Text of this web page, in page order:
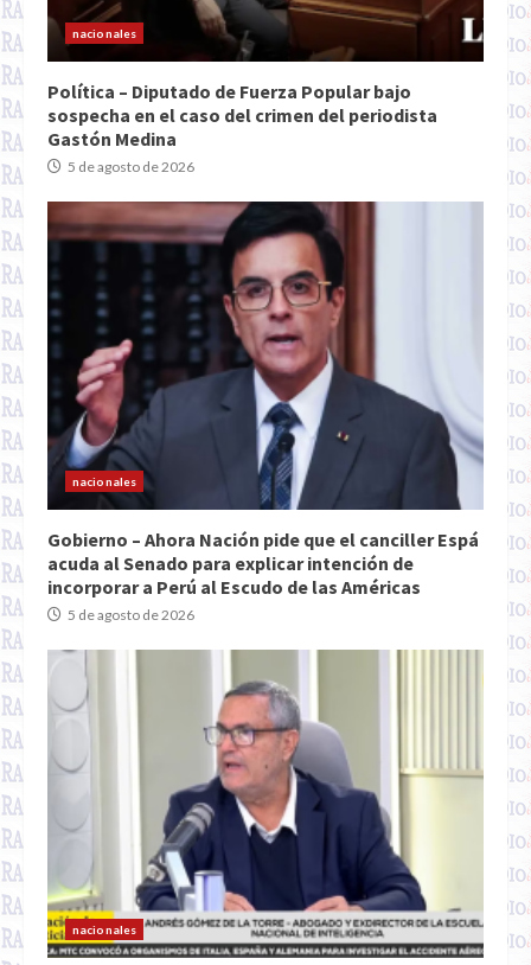
nacionales
Política – Diputado de Fuerza Popular bajo
sospecha en el caso del crimen del periodista
Gastón Medina
5 de agosto de 2026
nacionales
Gobierno – Ahora Nación pide que el canciller Espá
acuda al Senado para explicar intención de
incorporar a Perú al Escudo de las Américas
5 de agosto de 2026
nacionales